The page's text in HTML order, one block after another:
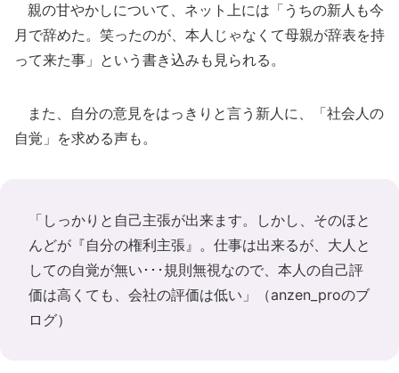
親の甘やかしについて、ネット上には「うちの新人も今
月で辞めた。笑ったのが、本人じゃなくて母親が辞表を持
って来た事」という書き込みも見られる。
また、自分の意見をはっきりと言う新人に、「社会人の
自覚」を求める声も。
「しっかりと自己主張が出来ます。しかし、そのほと
んどが『自分の権利主張』。仕事は出来るが、大人と
しての自覚が無い･･･規則無視なので、本人の自己評
価は高くても、会社の評価は低い」（anzen_proのブ
ログ）